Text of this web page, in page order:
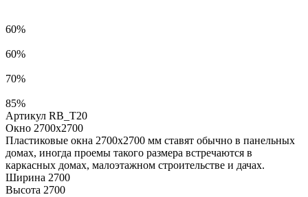
60%
60%
70%
85%
Артикул RB_T20
Окно 2700x2700
Пластиковые окна 2700х2700 мм ставят обычно в панельных
домах, иногда проемы такого размера встречаются в
каркасных домах, малоэтажном строительстве и дачах.
Ширина 2700
Высота 2700